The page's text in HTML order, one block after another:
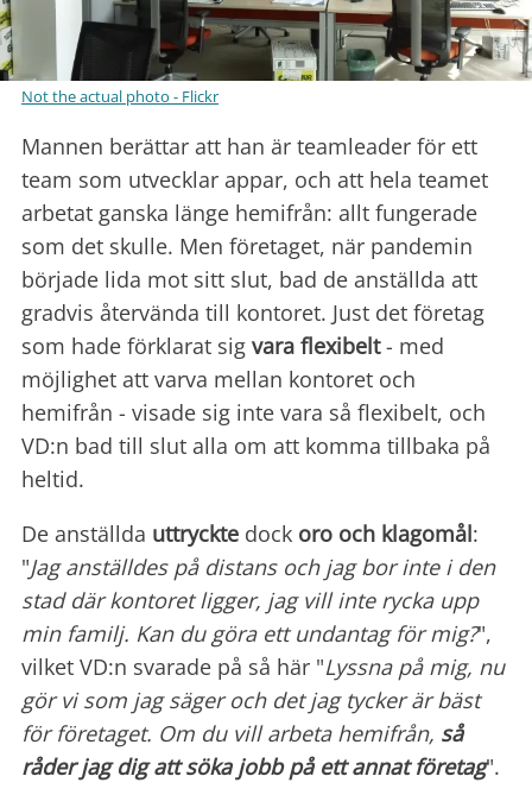
Not the actual photo - Flickr
Mannen berättar att han är teamleader för ett
team som utvecklar appar, och att hela teamet
arbetat ganska länge hemifrån: allt fungerade
som det skulle. Men företaget, när pandemin
började lida mot sitt slut, bad de anställda att
gradvis återvända till kontoret. Just det företag
som hade förklarat sig vara flexibelt- med
möjlighet att varva mellan kontoret och
hemifrån - visade sig inte vara så flexibelt, och
VD:n bad till slut alla om att komma tillbaka på
heltid.
De anställda uttryckte dock oro och klagomål:
"Jag anställdes på distans och jag bor inte i den
stad där kontoret ligger, jag vill inte rycka upp
min familj. Kan du göra ett undantag för mig?",
vilket VD:n svarade på så här "Lyssna på mig, nu
gör vi som jag säger och det jag tycker är bäst
för företaget. Om du vill arbeta hemifrån, så
råder jag dig att söka jobb på ett annat företag".